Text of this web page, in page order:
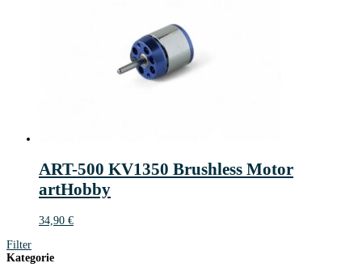
ART-500 KV1350 Brushless Motor
artHobby
34,90 €
Filter
Kategorie